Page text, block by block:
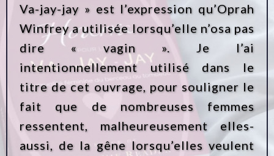
Va-jay-jay » est l’expression qu’Oprah
Winfrey a utilisée lorsqu’elle n’osa pas
dire « vagin ». Je l’ai
intentionnellement utilisé dans le
titre de cet ouvrage, pour souligner le
fait que de nombreuses femmes
ressentent, malheureusement elles-
aussi, de la gêne lorsqu’elles veulent